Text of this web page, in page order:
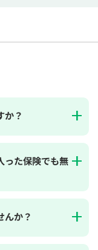
か？
った保険でも無
んか？